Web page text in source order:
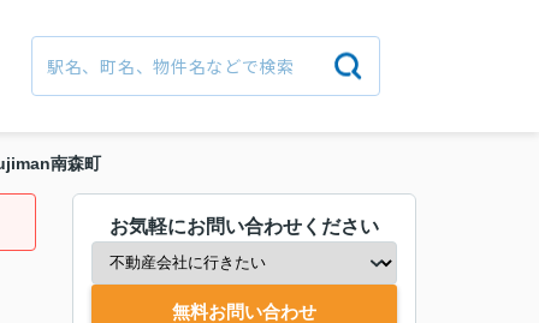
南森町
お気軽にお問い合わせください
無料お問い合わせ